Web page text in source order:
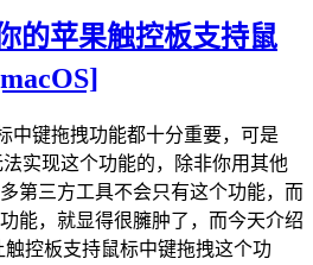
的苹果触控板支持鼠
中键拖拽功能都十分重要，可是
实现这个功能的，除非你用其他
第三方工具不会只有这个功能，而
能，就显得很臃肿了，而今天介绍
触控板支持鼠标中键拖拽这个功